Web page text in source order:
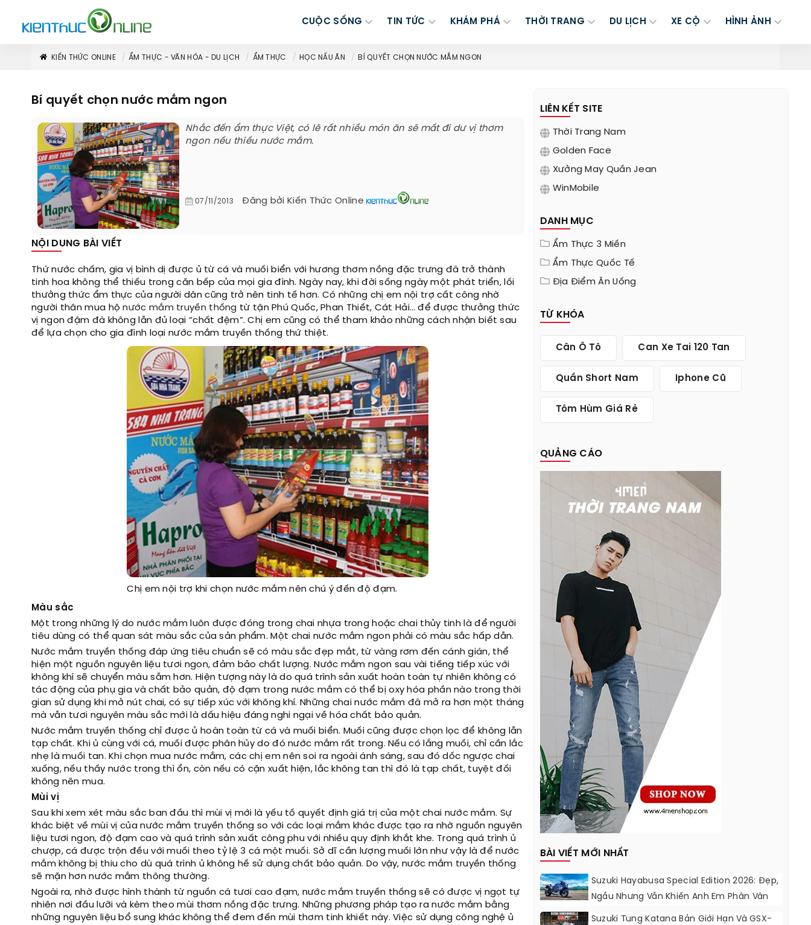
CUỘC SỐNG TIN TỨC KHÁM PHÁ THỜI TRANG DU LỊCH XE CỘ HÌNH ẢNH
KIẾN THỨC ONLINE ẨM THỰC - VĂN HÓA - DU LỊCH ẨM THỰC HỌC NẤU ĂN BÍ QUYẾT CHỌN NƯỚC MẮM NGON
Bí quyết chọn nước mắm ngon
Nhắc đến ẩm thực Việt, có lẽ rất nhiều món ăn sẽ mất đi dư vị thơm
ngon nếu thiếu nước mắm.
07/11/2013 Đăng bởi Kiến Thức Online
NỘI DUNG BÀI VIẾT
Thứ nước chấm, gia vị bình dị được ủ từ cá và muối biển với hương thơm nồng đặc trưng đã trở thành
tinh hoa không thể thiếu trong căn bếp của mọi gia đình. Ngày nay, khi đời sống ngày một phát triển, lối
thưởng thức ẩm thực của người dân cũng trở nên tinh tế hơn. Có những chị em nội trợ cất công nhờ
người thân mua hộnước mắm truyền thống từ tận Phú Quốc, Phan Thiết, Cát Hải… để được thưởng thức
vị ngon đậm đà không lẫn đủ loại “chất đệm”. Chị em cũng có thể tham khảo những cách nhận biết sau
để lựa chọn cho gia đình loại nước mắm truyền thống thứ thiệt.
Chị em nội trợ khi chọn nước mắm nên chú ý đến độ đạm.
Màu sắc
Một trong những lý do nước mắm luôn được đóng trong chai nhựa trong hoặc chai thủy tinh là để người
tiêu dùng có thể quan sát màu sắc của sản phẩm. Một chai nước mắm ngon phải có màu sắc hấp dẫn.
Nước mắm truyền thống đáp ứng tiêu chuẩn sẽ có màu sắc đẹp mắt, từ vàng rơm đến cánh gián, thể
hiện một nguồn nguyên liệu tươi ngon, đảm bảo chất lượng. Nước mắm ngon sau vài tiếng tiếp xúc với
không khí sẽ chuyển màu sẫm hơn. Hiện tượng này là do quá trình sản xuất hoàn toàn tự nhiên không có
tác động của phụ gia và chất bảo quản, độ đạm trong nước mắm có thể bị oxy hóa phần nào trong thời
gian sử dụng khi mở nút chai, có sự tiếp xúc với không khí. Những chai nước mắm đã mở ra hơn một tháng
mà vẫn tươi nguyên màu sắc mới là dấu hiệu đáng nghi ngại về hóa chất bảo quản.
Nước mắm truyền thống chỉ được ủ hoàn toàn từ cá và muối biển. Muối cũng được chọn lọc để không lẫn
tạp chất. Khi ủ cùng với cá, muối được phân hủy do đó nước mắm rất trong. Nếu có lắng muối, chỉ cần lắc
nhẹ là muối tan. Khi chọn mua nước mắm, các chị em nên soi ra ngoài ánh sáng, sau đó dốc ngược chai
xuống, nếu thấy nước trong thì ổn, còn nếu có cặn xuất hiện, lắc không tan thì đó là tạp chất, tuyệt đối
không nên mua.
Mùi vị
Sau khi xem xét màu sắc ban đầu thì mùi vị mới là yếu tố quyết định giá trị của một chai nước mắm. Sự
khác biệt về mùi vị của nước mắm truyền thống so với các loại mắm khác được tạo ra nhờ nguồn nguyên
liệu tươi ngon, độ đạm cao và quá trình sản xuất công phu với nhiều quy định khắt khe. Trong quá trình ủ
chượp, cá được trộn đều với muối theo tỷ lệ 3 cá một muối. Sở dĩ cần lượng muối lớn như vậy là để nước
mắm không bị thiu cho dù quá trình ủ không hề sử dụng chất bảo quản. Do vậy, nước mắm truyền thống
sẽ mặn hơn nước mắm thông thường.
Ngoài ra, nhờ được hình thành từ nguồn cá tươi cao đạm, nước mắm truyền thống sẽ có được vị ngọt tự
nhiên nơi đầu lưỡi và kèm theo mùi thơm nồng đặc trưng. Những phương pháp tạo ra nước mắm bằng
những nguyên liệu bổ sung khác không thể đem đến mùi thơm tinh khiết này. Việc sử dụng công nghệ ủ
LIÊN KẾT SITE
Thời Trang Nam
Golden Face
Xưởng May Quần Jean
WinMobile
DANH MỤC
Ẩm Thực 3 Miền
Ẩm Thực Quốc Tế
Địa Điểm Ăn Uống
TỪ KHÓA
Cân Ô Tô Can Xe Tai 120 Tan
Quần Short Nam Iphone Cũ
Tôm Hùm Giá Rẻ
QUẢNG CÁO
BÀI VIẾT MỚI NHẤT
Suzuki Hayabusa Special Edition 2026: Đẹp,
Ngầu Nhưng Vẫn Khiến Anh Em Phân Vân
Suzuki Tung Katana Bản Giới Hạn Và GSX-